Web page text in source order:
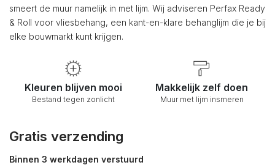
smeert de muur namelijk in met lijm. Wij adviseren Perfax Ready
& Roll voor vliesbehang, een kant-en-klare behanglijm die je bij
elke bouwmarkt kunt krijgen.
Kleuren blijven mooi
Bestand tegen zonlicht
Makkelijk zelf doen
Muur met lijm insmeren
Gratis verzending
Binnen 3 werkdagen verstuurd